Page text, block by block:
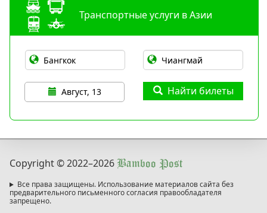
Транспортные услуги в Азии
Август, 13 Найти билеты
Copyright © 2022–2026 Bamboo Post
Все права защищены. Использование материалов сайта без
предварительного письменного согласия правообладателя
запрещено.